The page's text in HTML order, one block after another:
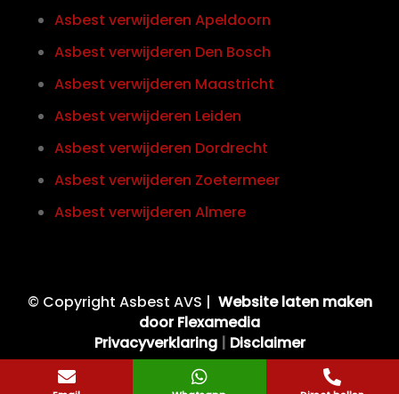
Asbest verwijderen Apeldoorn
Asbest verwijderen Den Bosch
Asbest verwijderen Maastricht
Asbest verwijderen Leiden
Asbest verwijderen Dordrecht
Asbest verwijderen Zoetermeer
Asbest verwijderen Almere
© Copyright Asbest AVS | Website laten maken
door Flexamedia
Privacyverklaring| Disclaimer
  